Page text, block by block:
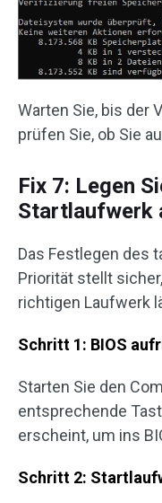
Warten Sie, bis der
prüfen Sie, ob Sie
Fix 7: Legen
Startlaufwerk
Das Festlegen des
Priorität stellt
richtigen Laufwerk
Schritt 1: BIOS
Starten Sie den
entsprechende
erscheint, um ins
Schritt 2: